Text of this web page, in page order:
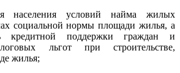
населения условий найма жилых
социальной нормы площади жилья, а
кредитной поддержки граждан и
льгот при строительстве,
жилья;